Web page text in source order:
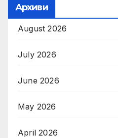
Архиви
August 2026
July 2026
June 2026
May 2026
April 2026